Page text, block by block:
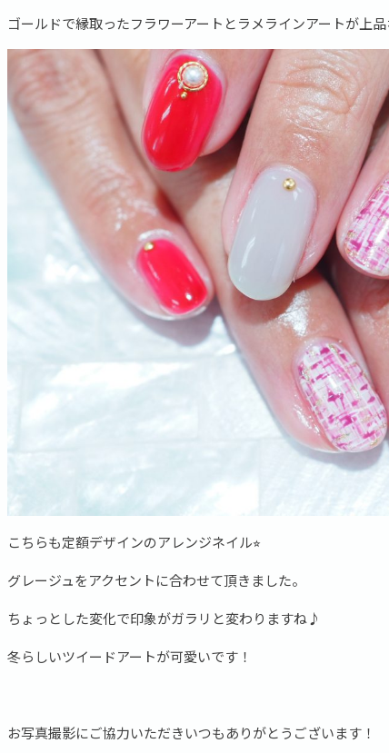
ゴールドで縁取ったフラワーアートとラメラインアートが上
こちらも定額デザインのアレンジネイル⭐︎
グレージュをアクセントに合わせて頂きました。
ちょっとした変化で印象がガラリと変わりますね♪
冬らしいツイードアートが可愛いです！
お写真撮影にご協力いただきいつもありがとうございます！